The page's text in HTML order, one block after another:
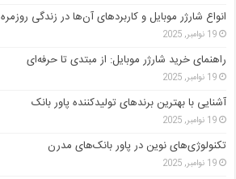
انواع شارژر موبایل و کاربردهای آن‌ها در زندگی روزمره
19 نوامبر, 2025
راهنمای خرید شارژر موبایل: از مبتدی تا حرفه‌ای
19 نوامبر, 2025
آشنایی با بهترین برندهای تولیدکننده پاور بانک
19 نوامبر, 2025
تکنولوژی‌های نوین در پاور بانک‌های مدرن
19 نوامبر, 2025